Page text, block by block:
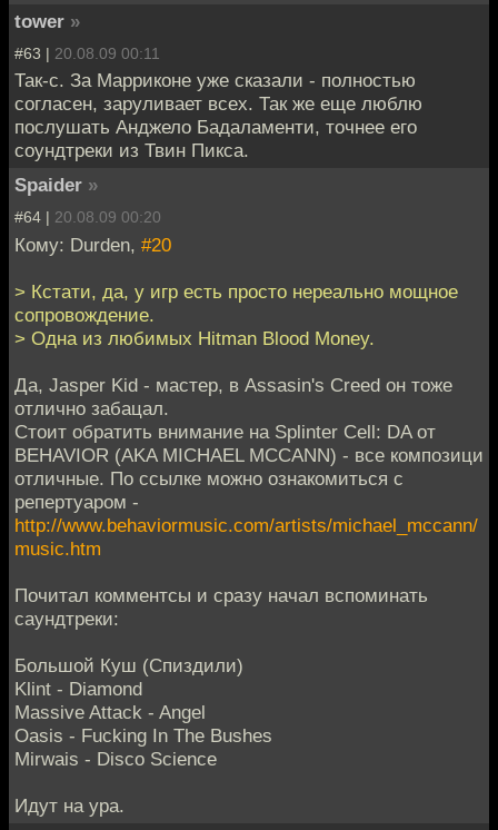
tower »
#63 | 20.08.09 00:11
Так-с. За Марриконе уже сказали - полностью
согласен, заруливает всех. Так же еще люблю
послушать Анджело Бадаламенти, точнее его
соундтреки из Твин Пикса.
Spaider »
#64 | 20.08.09 00:20
Кому: Durden, #20
> Кстати, да, у игр есть просто нереально мощное
сопровождение.
> Одна из любимых Hitman Blood Money.
Да, Jasper Kid - мастер, в Assasin's Creed он тоже
отлично забацал.
Стоит обратить внимание на Splinter Cell: DA от
BEHAVIOR (AKA MICHAEL MCCANN) - все композици
отличные. По ссылке можно ознакомиться с
репертуаром -
http://www.behaviormusic.com/artists/michael_mccann/
music.htm
Почитал комментсы и сразу начал вспоминать
саундтреки:
Большой Куш (Спиздили)
Klint - Diamond
Massive Attack - Angel
Oasis - Fucking In The Bushes
Mirwais - Disco Science
Идут на ура.